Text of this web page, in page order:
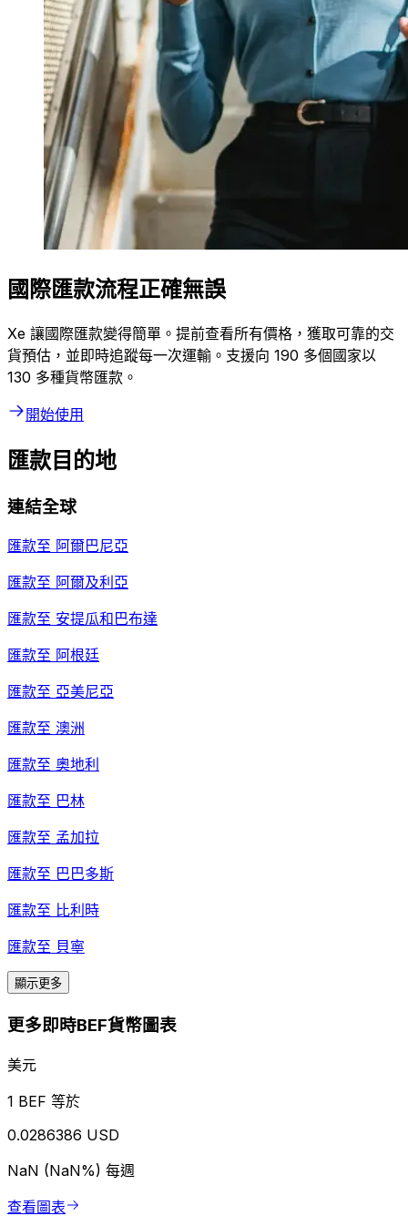
國際匯款流程正確無誤
Xe 讓國際匯款變得簡單。提前查看所有價格，獲取可靠的交
貨預估，並即時追蹤每一次運輸。支援向 190 多個國家以
130 多種貨幣匯款。
開始使用
匯款目的地
連結全球
匯款至 阿爾巴尼亞
匯款至 阿爾及利亞
匯款至 安提瓜和巴布達
匯款至 阿根廷
匯款至 亞美尼亞
匯款至 澳洲
匯款至 奧地利
匯款至 巴林
匯款至 孟加拉
匯款至 巴巴多斯
匯款至 比利時
匯款至 貝寧
顯示更多
更多即時BEF貨幣圖表
美元
1 BEF 等於
0.0286386 USD
NaN (NaN%) 每週
查看圖表